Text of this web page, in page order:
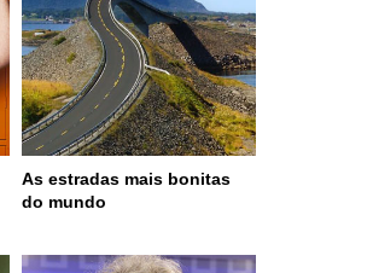
As estradas mais bonitas
do mundo